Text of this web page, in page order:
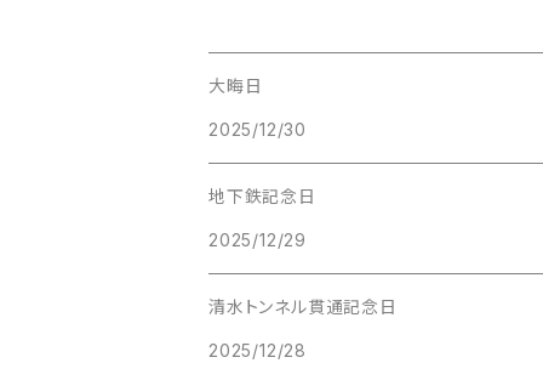
大晦日
2025/12/30
地下鉄記念日
2025/12/29
清水トンネル貫通記念日
2025/12/28